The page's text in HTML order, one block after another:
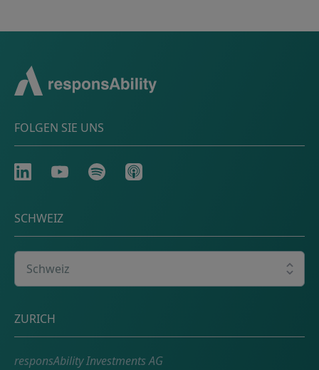
FOLGEN SIE UNS
LinkedInYoutubeSpotify Apple
SCHWEIZ
Adresse
ZURICH
responsAbility Investments AG